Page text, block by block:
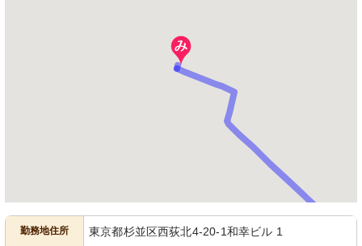
勤務地住所 東京都杉並区西荻北4-20-1和幸ビル 1